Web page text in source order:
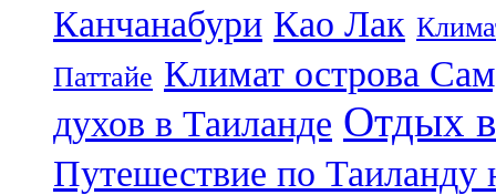
Канчанабури Као Лак
Паттайе Климат острова
духов в Таиланде Отдых
Путешествие по Таиланду